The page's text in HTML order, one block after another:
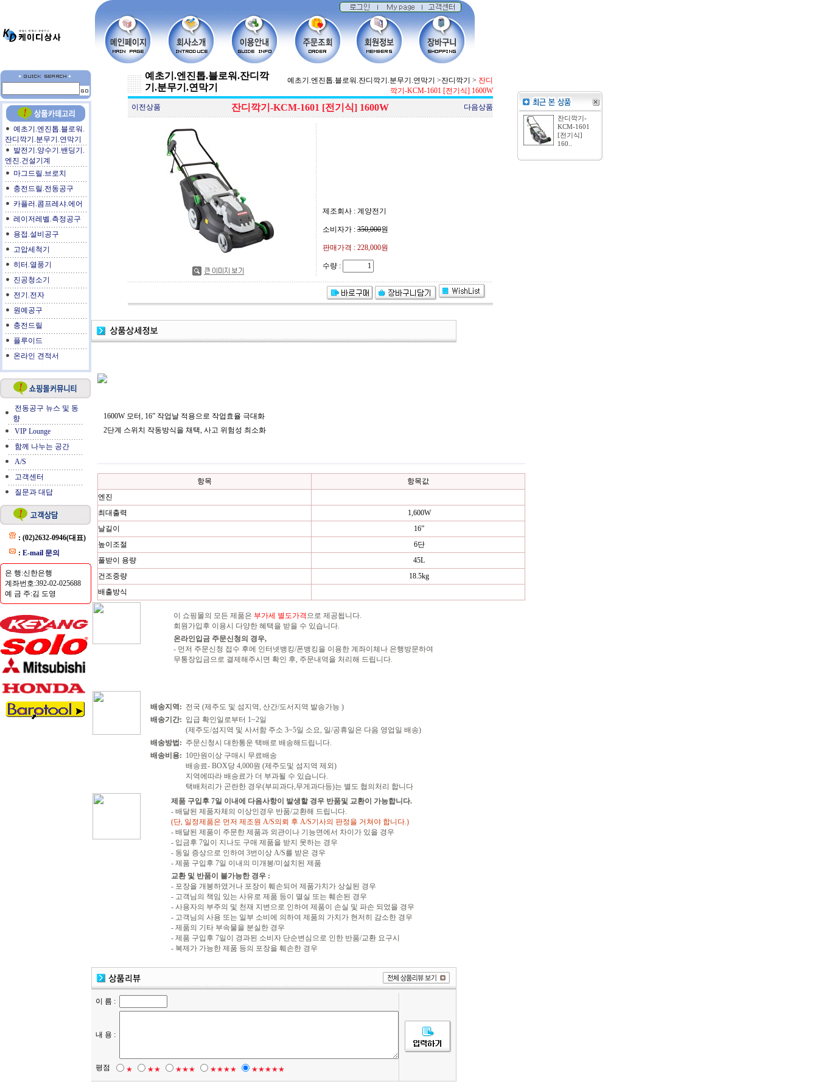
예초기.엔진톱.블로워.
잔디깍기.분무기.연막기
발전기.양수기.밴딩기.
엔진.건설기계
마그드릴.브로치
충전드릴.전동공구
카플러.콤프레샤.에어
레이저레벨.측정공구
용접.설비공구
고압세척기
히터.열풍기
진공청소기
전기.전자
원예공구
충전드릴
플루이드
온라인 견적서
전동공구 뉴스 및 동
향
VIP Lounge
함께 나누는 공간
A/S
고객센터
질문과 대답
: (02)2632-0946(대표)
: E-mail 문의
은 행:신한은행
계좌번호:392-02-025688
예 금 주:김 도영
예초기.엔진톱.블로워.잔디깍
기.분무기.연막기
예초기.엔진톱.블로워.잔디깍기.분무기.연막기 >잔디깍기 > 잔디
깍기-KCM-1601 [전기식] 1600W
이전상품
잔디깍기-KCM-1601 [전기식] 1600W 다음상품
제조회사 : 계양전기
소비자가 : 350,000원
판매가격 : 228,000원
수량 :
1600W 모터, 16” 작업날 적용으로 작업효율 극대화
2단계 스위치 작동방식을 채택, 사고 위험성 최소화
항목
항목값
엔진
최대출력
1,600W
날길이
16”
높이조절
6단
풀받이 용량
45L
건조중량
18.5kg
배출방식
이 쇼핑몰의 모든 제품은 부가세 별도가격 으로 제공됩니다.
회원가입후 이용시 다양한 혜택을 받을 수 있습니다.
온라인입금 주문신청의 경우,
- 먼저 주문신청 접수 후에 인터넷뱅킹/폰뱅킹을 이용한 계좌이체나 은행방문하여
무통장입금으로 결제해주시면 확인 후, 주문내역을 처리해 드립니다.
배송지역: 전국 (제주도 및 섬지역, 산간/도서지역 발송가능 )
배송기간: 입급 확인일로부터 1~2일
(제주도/섬지역 및 사서함 주소 3~5일 소요, 일/공휴일은 다음 영업일 배송)
배송방법: 주문신청시 대한통운 택배로 배송해드립니다.
배송비용: 10만원이상 구매시 무료배송
배송료- BOX당 4,000원 (제주도및 섬지역 제외)
지역에따라 배송료가 더 부과될 수 있습니다.
택배처리가 곤란한 경우(부피과다,무게과다등)는 별도 협의처리 합니다
제품 구입후 7일 이내에 다음사항이 발생할 경우 반품및 교환이 가능합니다.
- 배달된 제품자체의 이상인경우 반품/교환해 드립니다.
(단, 일정제품은 먼저 제조원 A/S의뢰 후 A/S기사의 판정을 거쳐야 합니다.)
- 배달된 제품이 주문한 제품과 외관이나 기능면에서 차이가 있을 경우
- 입금후 7일이 지나도 구매 제품을 받지 못하는 경우
- 동일 증상으로 인하여 3번이상 A/S를 받은 경우
- 제품 구입후 7일 이내의 미개봉/미설치된 제품
교환 및 반품이 불가능한 경우 :
- 포장을 개봉하였거나 포장이 훼손되어 제품가치가 상실된 경우
- 고객님의 책임 있는 사유로 제품 등이 멸실 또는 훼손된 경우
- 사용자의 부주의 및 천재 지변으로 인하여 제품이 손실 및 파손 되었을 경우
- 고객님의 사용 또는 일부 소비에 의하여 제품의 가치가 현저히 감소한 경우
- 제품의 기타 부속물을 분실한 경우
- 제품 구입후 7일이 경과된 소비자 단순변심으로 인한 반품/교환 요구시
- 복제가 가능한 제품 등의 포장을 훼손한 경우
이 름 :
내 용 :
평점 ★ ★★ ★★★ ★★★★ ★★★★★
잔디깍기-
KCM-1601
[전기식]
160..